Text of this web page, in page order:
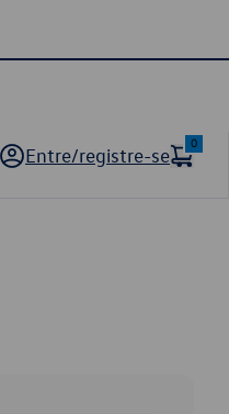
Entre/registre-se
0